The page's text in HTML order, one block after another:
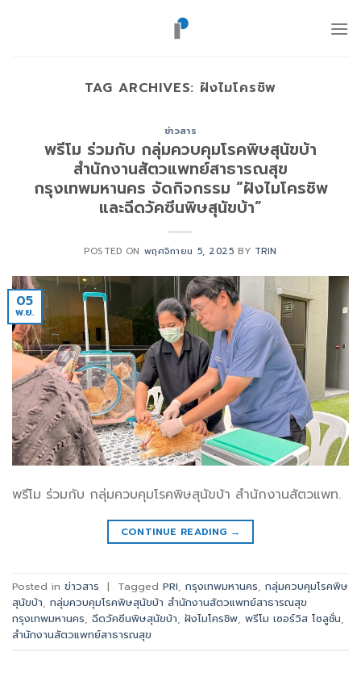
TAG ARCHIVES: ฝังไมโครชิพ
ข่าวสาร
พรีโม ร่วมกับ กลุ่มควบคุมโรคพิษสุนัขบ้า
สำนักงานสัตวแพทย์สาธารณสุข
กรุงเทพมหานคร จัดกิจกรรม “ฝังไมโครชิพ
และฉีดวัคซีนพิษสุนัขบ้า”
POSTED ON พฤศจิกายน 5, 2025 BY TRIN
05
พ.ย.
พรีโม ร่วมกับ กลุ่มควบคุมโรคพิษสุนัขบ้า สำนักงานสัตวแพท.
CONTINUE READING →
Posted in ข่าวสาร | Tagged PRI, กรุงเทพมหานคร, กลุ่มควบคุมโรคพิษ
สุนัขบ้า, กลุ่มควบคุมโรคพิษสุนัขบ้า สำนักงานสัตวแพทย์สาธารณสุข
กรุงเทพมหานคร, ฉีดวัคซีนพิษสุนัขบ้า, ฝังไมโครชิพ, พรีโม เซอร์วิส โซลูชั่น,
สำนักงานสัตวแพทย์สาธารณสุข